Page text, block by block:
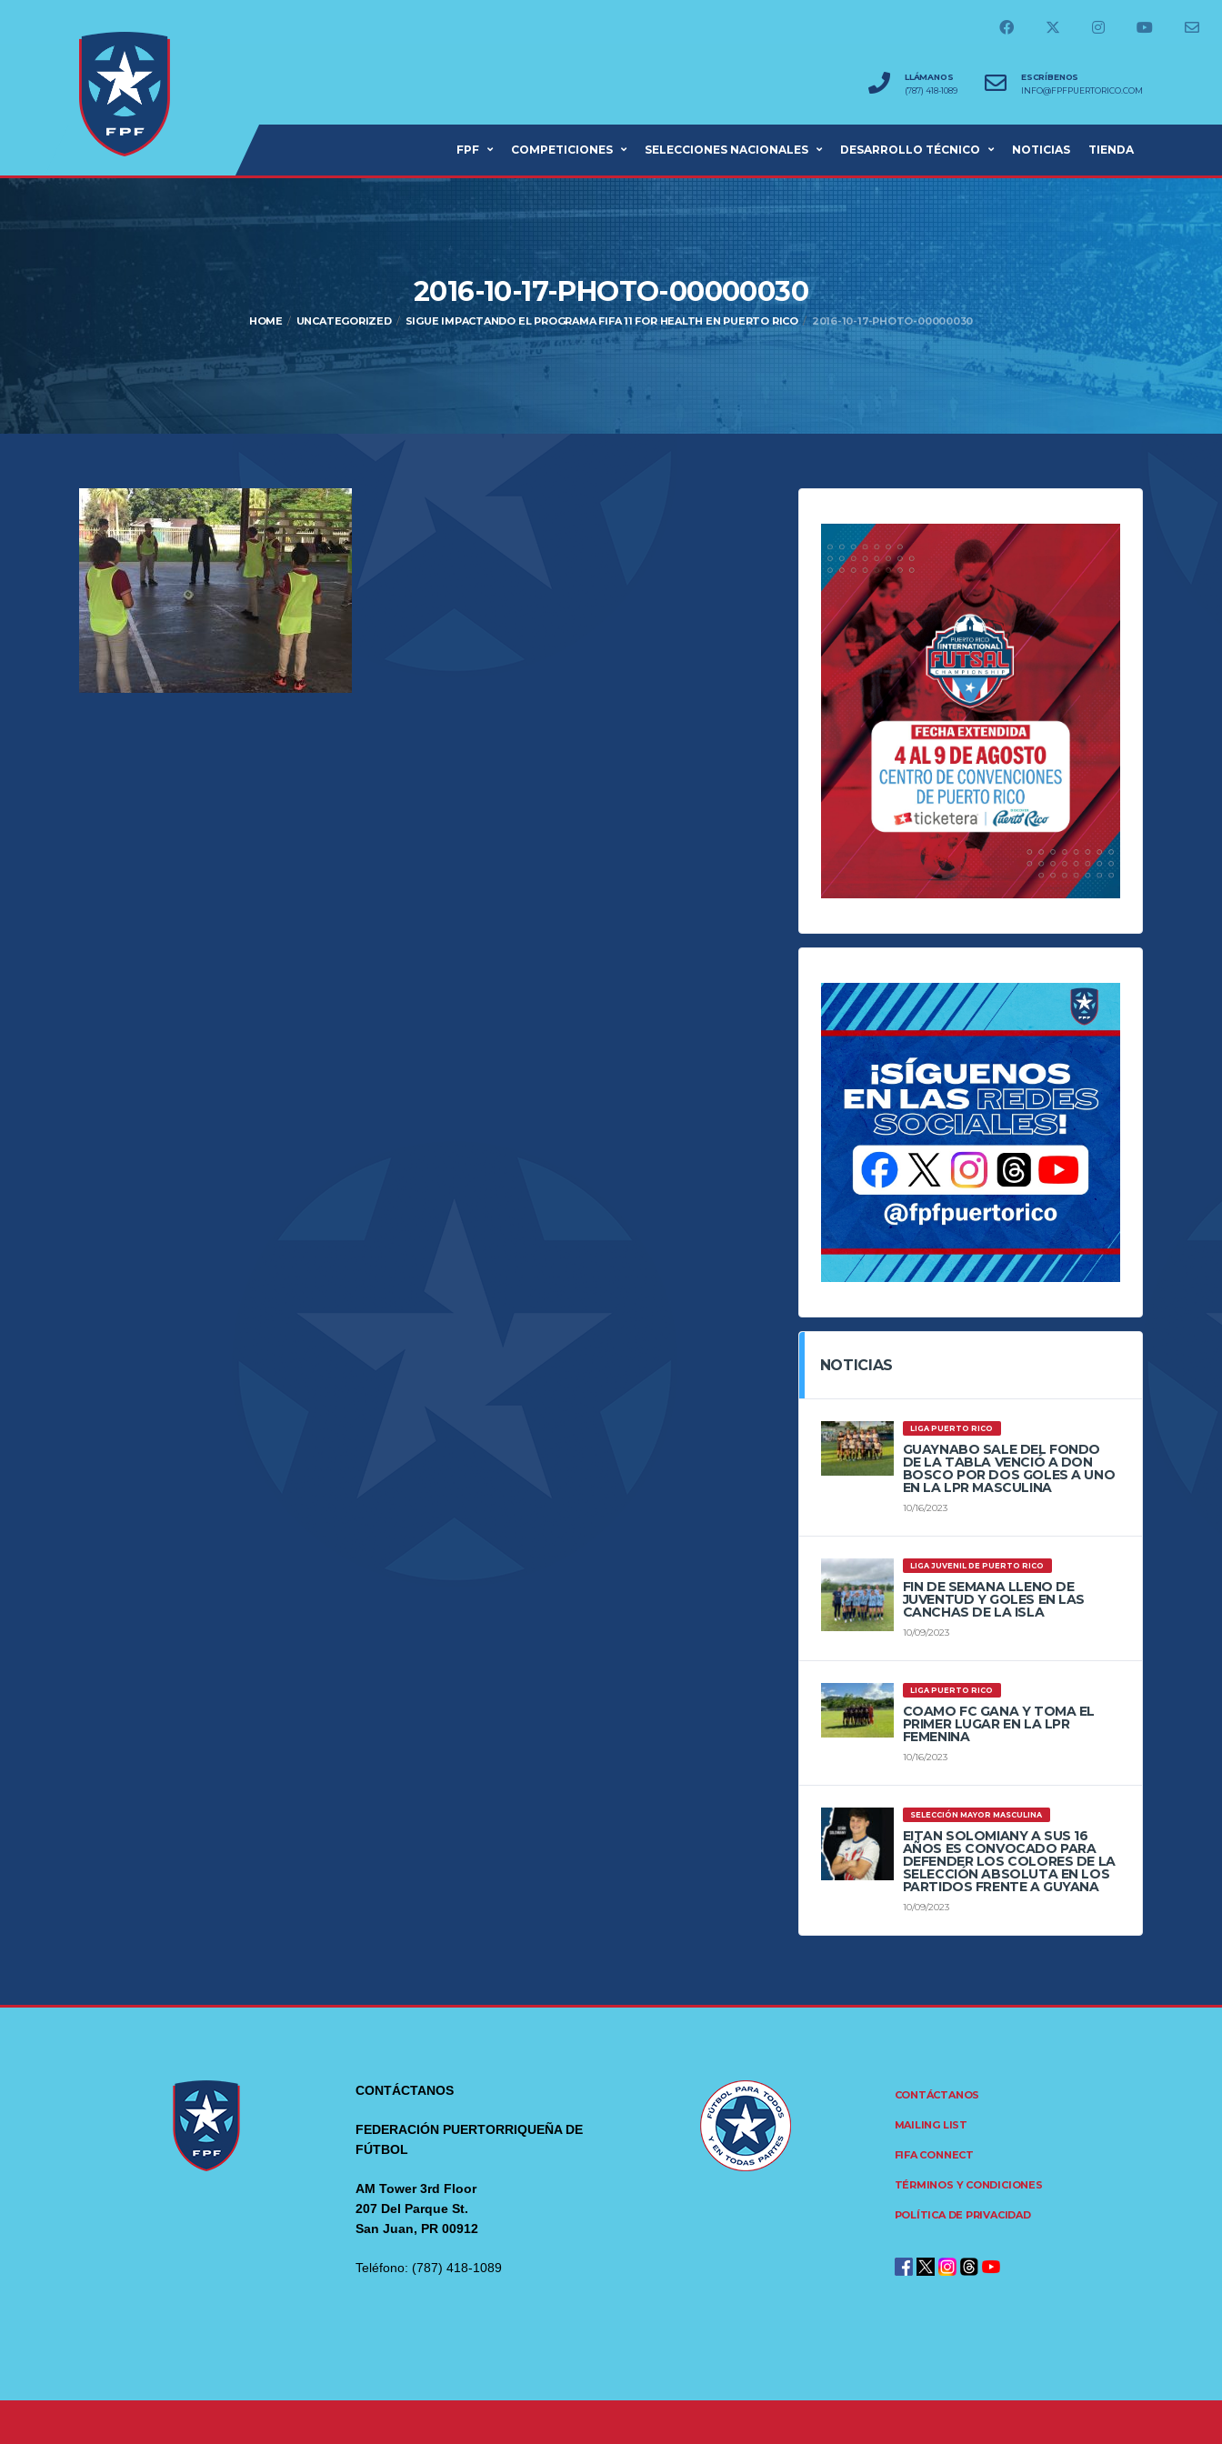
LLÁMANOS
(787) 418-1089
ESCRÍBENOS
INFO@FPFPUERTORICO.COM
FPF COMPETICIONES SELECCIONES NACIONALES DESARROLLO TÉCNICO NOTICIAS TIENDA
2016-10-17-PHOTO-00000030
HOME UNCATEGORIZED SIGUE IMPACTANDO EL PROGRAMA FIFA 11 FOR HEALTH EN PUERTO RICO 2016-10-17-PHOTO-00000030
NOTICIAS
LIGA PUERTO RICO
GUAYNABO SALE DEL FONDO
DE LA TABLA VENCIÓ A DON
BOSCO POR DOS GOLES A UNO
EN LA LPR MASCULINA
10/16/2023
LIGA JUVENIL DE PUERTO RICO
FIN DE SEMANA LLENO DE
JUVENTUD Y GOLES EN LAS
CANCHAS DE LA ISLA
10/09/2023
LIGA PUERTO RICO
COAMO FC GANA Y TOMA EL
PRIMER LUGAR EN LA LPR
FEMENINA
10/16/2023
SELECCIÓN MAYOR MASCULINA
EITAN SOLOMIANY A SUS 16
AÑOS ES CONVOCADO PARA
DEFENDER LOS COLORES DE LA
SELECCIÓN ABSOLUTA EN LOS
PARTIDOS FRENTE A GUYANA
10/09/2023
CONTÁCTANOS
FEDERACIÓN PUERTORRIQUEÑA DE
FÚTBOL
AM Tower 3rd Floor
207 Del Parque St.
San Juan, PR 00912
Teléfono: (787) 418-1089
CONTÁCTANOS
MAILING LIST
FIFA CONNECT
TÉRMINOS Y CONDICIONES
POLÍTICA DE PRIVACIDAD